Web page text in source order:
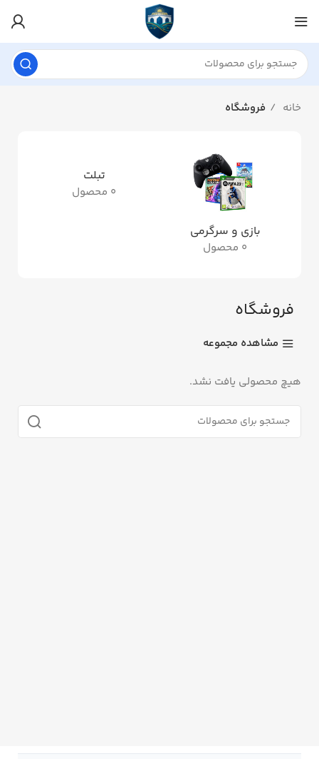
خانه فروشگاه
بازی و سرگرمی
0 محصول
تبلت
0 محصول
فروشگاه
مشاهده مجموعه
هیچ محصولی یافت نشد.